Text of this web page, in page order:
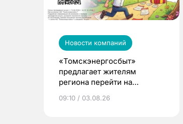
Новости компаний
«Томскэнергосбыт»
предлагает жителям
региона перейти на
выиграть призы
09:10 / 03.08.26